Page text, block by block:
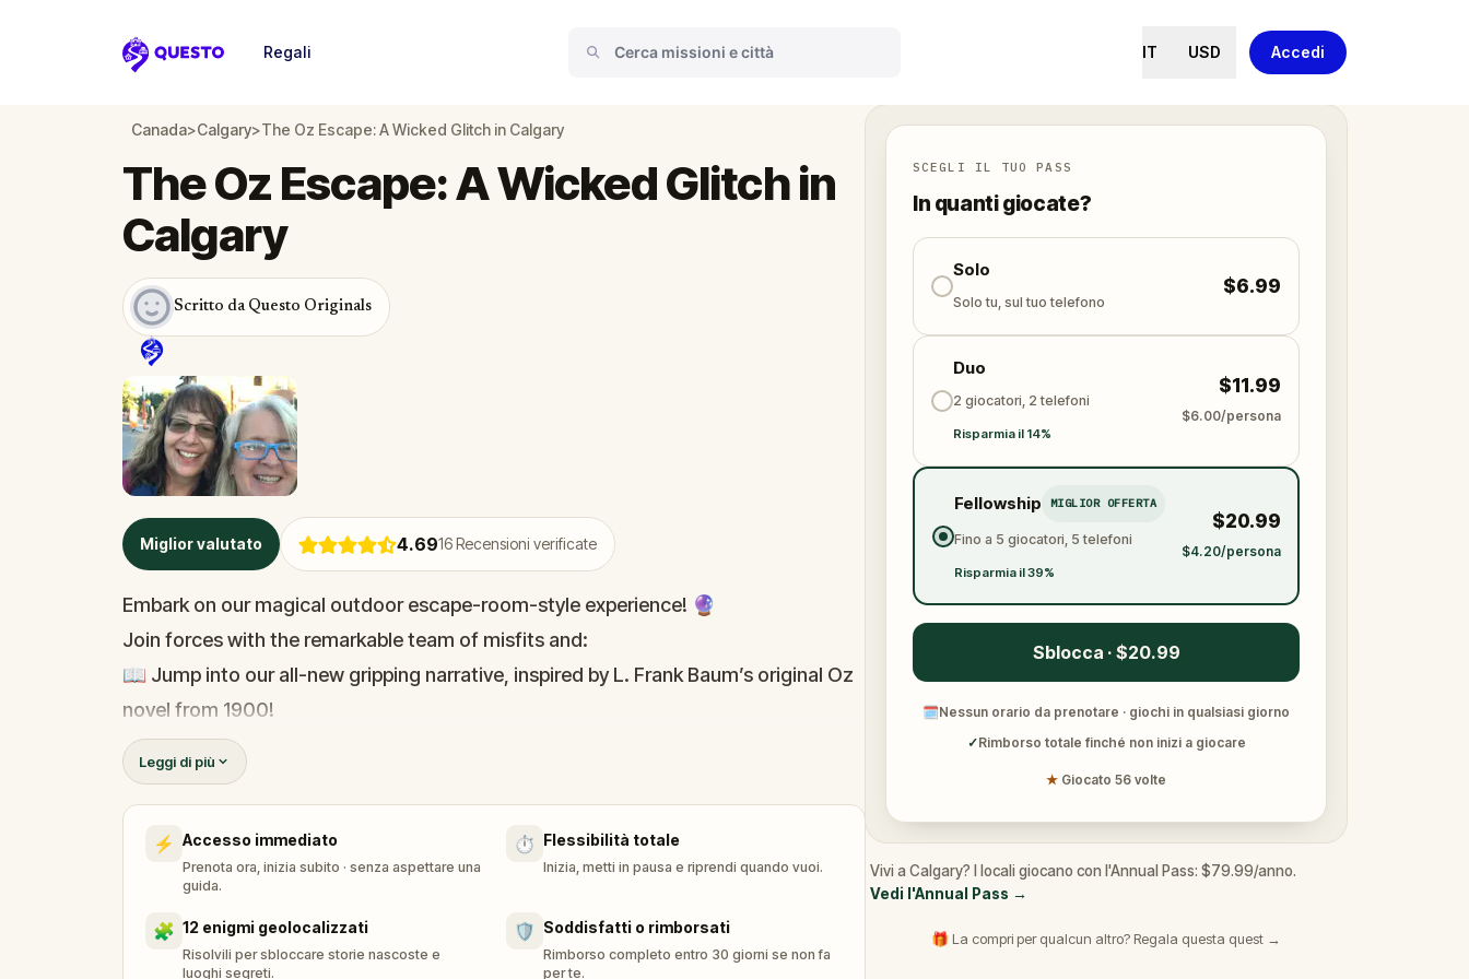
Questo
Regali IT USD Accedi
Canada>Calgary>The Oz Escape: A Wicked Glitch in Calgary
Miglior valutato 4.6916Recensioni verificate
The Oz Escape: A Wicked Glitch in
Calgary
Scritto da Questo Originals
Embark on our magical outdoor escape-room-style experience! 🔮
Join forces with the remarkable team of misfits and:
📖 Jump into our all-new gripping narrative, inspired by L. Frank Baum’s original Oz
novel from 1900!
🤔 Try to outsmart the witch by cracking immersive puzzles with friends, or tackle
her challenges solo, facing off against the leaderboard.
🎵Enjoy original new songs, in the theme of Oz, specially created for this game,
available in the app and on-demand when you get home.
🌈 Follow clues to uncover each new location and discover (or rediscover) places
around town in a whole new light.
Leggi di più
⚡ Accesso immediato
Prenota ora, inizia subito · senza aspettare una
guida.
⏱️ Flessibilità totale
Inizia, metti in pausa e riprendi quando vuoi.
🧩 12 enigmi geolocalizzati
Risolvili per sbloccare storie nascoste e
luoghi segreti.
🛡️ Soddisfatti o rimborsati
Rimborso completo entro 30 giorni se non fa
per te.
SCEGLI IL TUO PASS
In quanti giocate?
Solo
Solo tu, sul tuo telefono
$6.99
Duo
2 giocatori, 2 telefoni
Risparmia il 14%
$11.99
$6.00/persona
Fellowship MIGLIOR OFFERTA
Fino a 5 giocatori, 5 telefoni
Risparmia il 39%
$20.99
$4.20/persona
Sblocca · $20.99
🗓Nessun orario da prenotare · giochi in qualsiasi giorno
✓Rimborso totale finché non inizi a giocare
★ Giocato 56 volte
Vivi a Calgary? I locali giocano con l'Annual Pass: $79.99/anno.
Vedi l'Annual Pass →
🎁 La compri per qualcun altro? Regala questa quest →